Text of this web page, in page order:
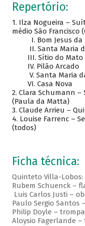
Repertório:
1. Ilza Nogueira –
médio São
I. Bom Jesus da
II. Santa Maria
III. Sítio do Mato
IV. Pilão Arcado
V. Santa Maria
VI. Casa Nova
2. Clara Schumann –
(Paula da Matta)
3. Claude Arrieu –
4. Louise Farrenc –
(todos)
Ficha técnica:
Quinteto Villa-Lobos:
Rubem Schuenck –
Luis Carlos Justi –
Paulo Sergio Santos
Philip Doyle – trompa
Aloysio Fagerlande –